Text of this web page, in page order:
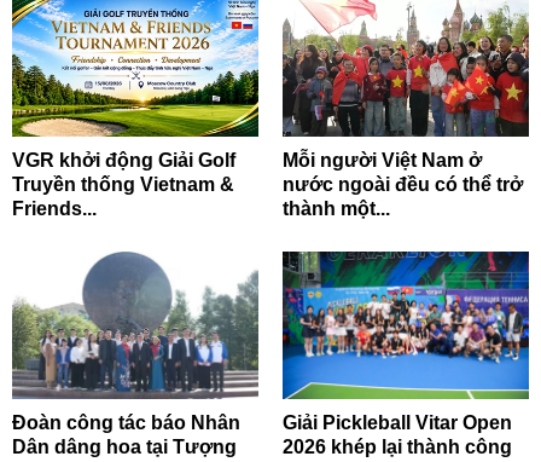
VGR khởi động Giải Golf
Truyền thống Vietnam &
Friends...
Mỗi người Việt Nam ở
nước ngoài đều có thể trở
thành một...
Đoàn công tác báo Nhân
Dân dâng hoa tại Tượng
Giải Pickleball Vitar Open
2026 khép lại thành công